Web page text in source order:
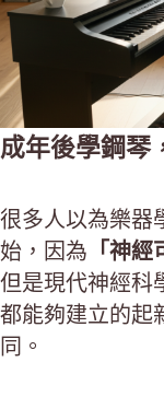
成年後學鋼琴
很多人以為樂器
始，因為 「神經
但是現代神經科
都能夠建立的起
同。